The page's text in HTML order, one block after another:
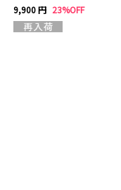
9,900 円 23%OFF